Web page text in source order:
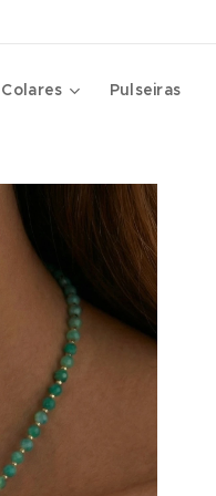
Colares Pulseiras